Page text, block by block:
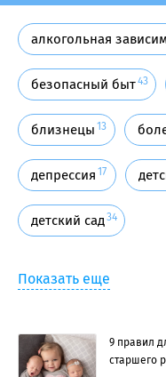
алкогольная
безопасный быт43
близнецы 13
депрессия 17
детский сад34
Показать еще
9 правил
старшего